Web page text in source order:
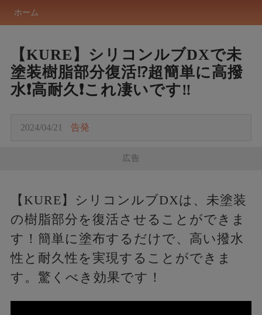
ホーム
【KURE】シリコンルブDXで未
塗装樹脂部分復活⁉️超簡単に高撥
水❗️高耐久❗️これ凄いです‼️
2024/04/21 告発
広告
【KURE】シリコンルブDXは、未塗装
の樹脂部分を復活させることができま
す！簡単に塗布するだけで、高い撥水
性と耐久性を実現することができま
す。驚くべき効果です！